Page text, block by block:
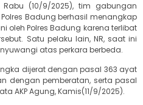
(10/9/2025), tim gabungan
Badung berhasil menangkap
oleh Polres Badung karena terlibat
Satu pelaku lain, NR, saat ini
atas perkara berbeda.
dijerat dengan pasal 363 ayat
dengan pemberatan, serta pasal
AKP Agung, Kamis(11/9/2025).